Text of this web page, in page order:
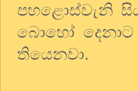
පහළොස්වැනි
බොහෝ දෙනාට
තියෙනවා.